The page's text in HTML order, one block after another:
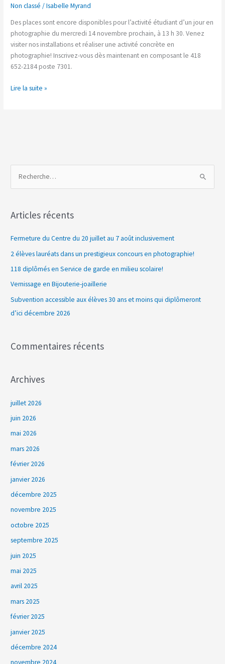
Non classé /Isabelle Myrand
Des places sont encore disponibles pour l’activité étudiant d’un jour en
photographie du mercredi 14 novembre prochain, à 13 h 30. Venez
visiter nos installations et réaliser une activité concrète en
photographie! Inscrivez-vous dès maintenant en composant le 418
652-2184 poste 7301.
en
14
Lire la suite »
h
h
e
r
Articles récents
Fermeture du Centre du 20 juillet au 7 août inclusivement
2 élèves lauréats dans un prestigieux concours en photographie!
118 diplômés en Service de garde en milieu scolaire!
Vernissage en Bijouterie-joaillerie
Subvention accessible aux élèves 30 ans et moins qui diplômeront
d’ici décembre 2026
Commentaires récents
Archives
juillet 2026
juin 2026
mai 2026
mars 2026
février 2026
janvier 2026
décembre 2025
novembre 2025
octobre 2025
septembre 2025
juin 2025
mai 2025
avril 2025
mars 2025
février 2025
janvier 2025
décembre 2024